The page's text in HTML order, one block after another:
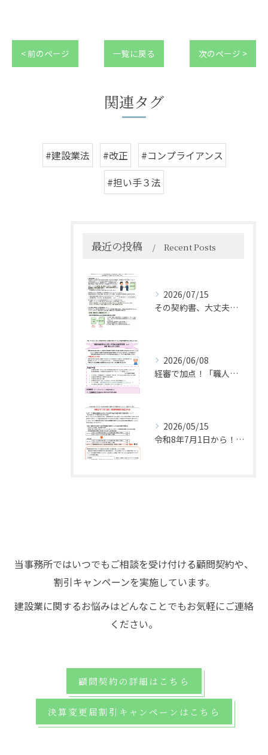
< 前のページ 一覧に戻る 次のページ >
関連タグ
#建設業法 #改正
#コンプライアンス
#担い手３法
最近の投稿 Recent Posts
2026/07/15
その契約書、大丈夫？請負契約書のルールについて
2026/06/08
経審で加点！「職人いきいき宣言」とは！？
2026/05/15
令和8年7月1日から！ 経営事項審査の改正について
当事務所ではいつでもご相談を受け付ける顧問契約や、
割引キャンペーンを実施しています。
建設業に関するお悩みはどんなことでもお気軽にご連絡
ください。
顧問契約の詳細はこちら
決算変更届割引キャンペーンはこちら